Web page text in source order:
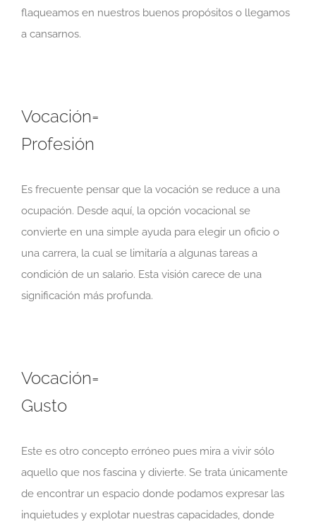
flaqueamos en nuestros buenos propósitos o llegamos
a cansarnos.
Vocación=
Profesión
Es frecuente pensar que la vocación se reduce a una
ocupación. Desde aquí, la opción vocacional se
convierte en una simple ayuda para elegir un oficio o
una carrera, la cual se limitaría a algunas tareas a
condición de un salario. Esta visión carece de una
significación más profunda.
Vocación=
Gusto
Este es otro concepto erróneo pues mira a vivir sólo
aquello que nos fascina y divierte. Se trata únicamente
de encontrar un espacio donde podamos expresar las
inquietudes y explotar nuestras capacidades, donde